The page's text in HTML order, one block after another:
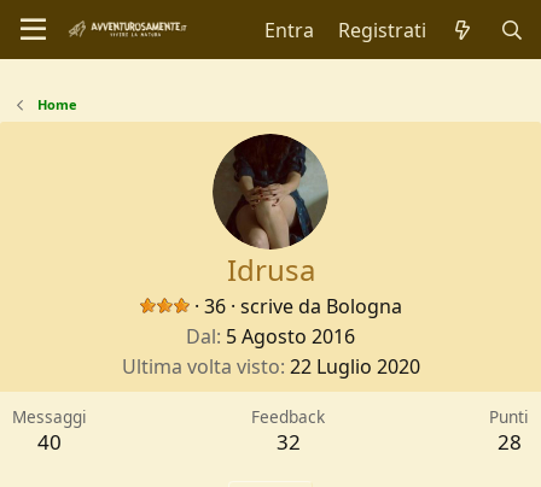
Entra Registrati
Home
Idrusa
· 36 · scrive da Bologna
Dal 5 Agosto 2016
Ultima volta visto 22 Luglio 2020
Messaggi
40
Feedback
32
Punti
28